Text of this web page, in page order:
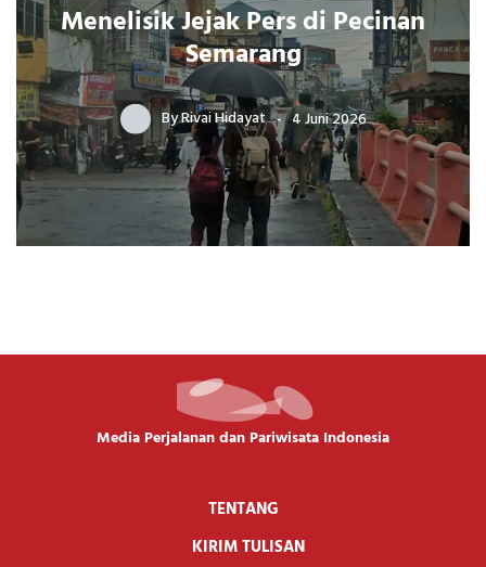
Menelisik Jejak Pers di Pecinan
Semarang
ByRivai Hidayat 4 Juni 2026
Media Perjalanan dan Pariwisata Indonesia
TENTANG
KIRIM TULISAN